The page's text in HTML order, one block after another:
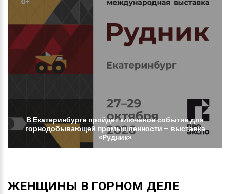
В Екатеринбурге пройдетключевоесобытиедля
горнодобывающей промышленности – выставка
«Рудник»
ЖЕНЩИНЫ В ГОРНОМ ДЕЛЕ